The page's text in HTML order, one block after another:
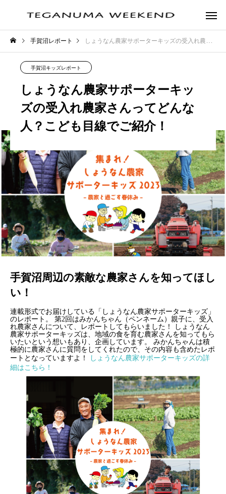
手賀沼レポート しょうなん農家サポーターキッズの受入れ農家さんってどんな人？こども目線でご紹介！
手賀沼キッズレポート
しょうなん農家サポーターキッ
ズの受入れ農家さんってどんな
人？こども目線でご紹介！
手賀沼周辺の素敵な農家さんを知ってほし
い！
連載形式でお届けしている「しょうなん農家サポーターキッズ」
のレポート。
第2回はみかんちゃん（ペンネーム）親子に、受入
れ農家さんについて、レポートしてもらいました！
しょうなん
農家サポーターキッズは、地域の食を育む農家さんを知ってもら
いたいという想いもあり、企画しています。
みかんちゃんは積
極的に農家さんに質問をしてくれたので、その内容も含めたレポ
ートとなっていますよ！
しょうなん農家サポーターキッズの詳
細はこちら！